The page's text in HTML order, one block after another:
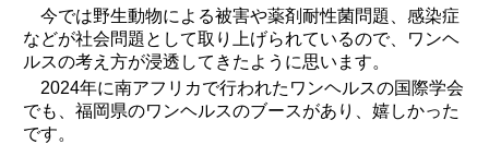
今では野生動物による被害や薬剤耐性菌問題、感染症
などが社会問題として取り上げられているので、ワンヘ
ルスの考え方が浸透してきたように思います。
2024年に南アフリカで行われたワンヘルスの国際学会
でも、福岡県のワンヘルスのブースがあり、嬉しかった
です。